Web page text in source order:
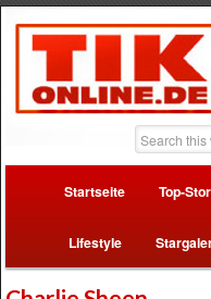
Startseite Top-
Lifestyle